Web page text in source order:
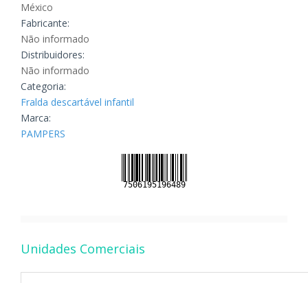
México
Fabricante:
Não informado
Distribuidores:
Não informado
Categoria:
Fralda descartável infantil
Marca:
PAMPERS
Unidades Comerciais